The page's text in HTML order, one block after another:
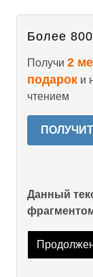
Более
Получи 2
подарок и
чтением
Данный